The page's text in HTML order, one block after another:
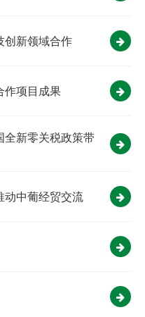
创新领域合作
作项目成果
全新零关税政策带
动中葡经贸交流